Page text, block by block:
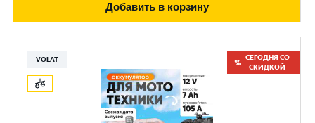
Добавить в корзину
VOLAT
СЕГОДНЯ СО
СКИДКОЙ